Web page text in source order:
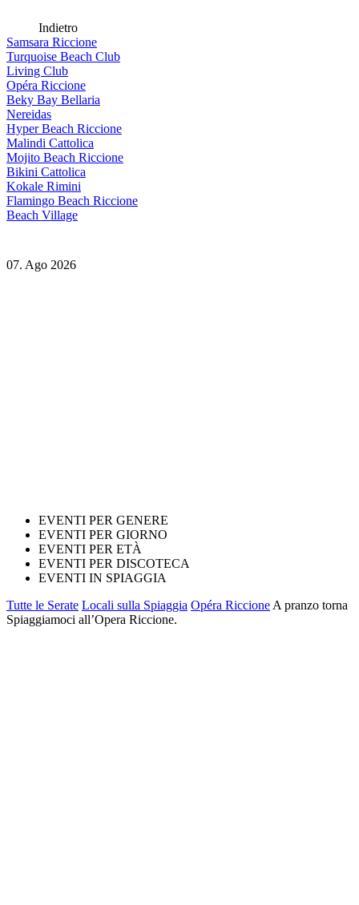
Indietro
Samsara Riccione
Turquoise Beach Club
Living Club
Opéra Riccione
Beky Bay Bellaria
Nereidas
Hyper Beach Riccione
Malindi Cattolica
Mojito Beach Riccione
Bikini Cattolica
Kokale Rimini
Flamingo Beach Riccione
Beach Village
07. Ago 2026
EVENTI PER GENERE
EVENTI PER GIORNO
EVENTI PER ETÀ
EVENTI PER DISCOTECA
EVENTI IN SPIAGGIA
Tutte le Serate Locali sulla Spiaggia Opéra Riccione A pranzo torna
Spiaggiamoci all’Opera Riccione.